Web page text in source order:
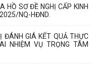
HỒ SƠ ĐỀ NGHỊ CẤP KINH
NQ-HĐND.
ĐÁNH GIÁ KẾT QUẢ THỰC
NHIỆM VỤ TRỌNG TÂM